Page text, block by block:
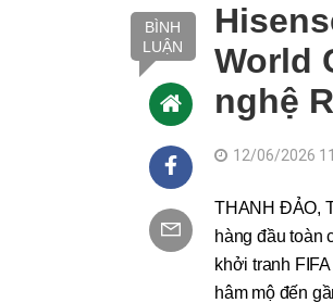
BÌNH
LUẬN
World
nghệ
12/06/2026
THANH ĐẢO,
hàng đầu toàn
khởi tranh
hâm mộ đến